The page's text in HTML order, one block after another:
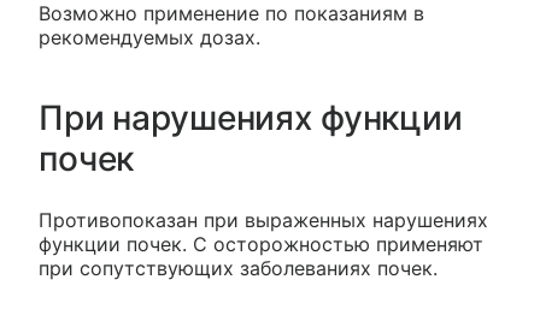
Возможно применение по показаниям в
рекомендуемых дозах.
При нарушениях функции
почек
Противопоказан при выраженных нарушениях
функции почек. С осторожностью применяют
при сопутствующих заболеваниях почек.